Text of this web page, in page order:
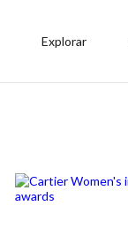
Explorar